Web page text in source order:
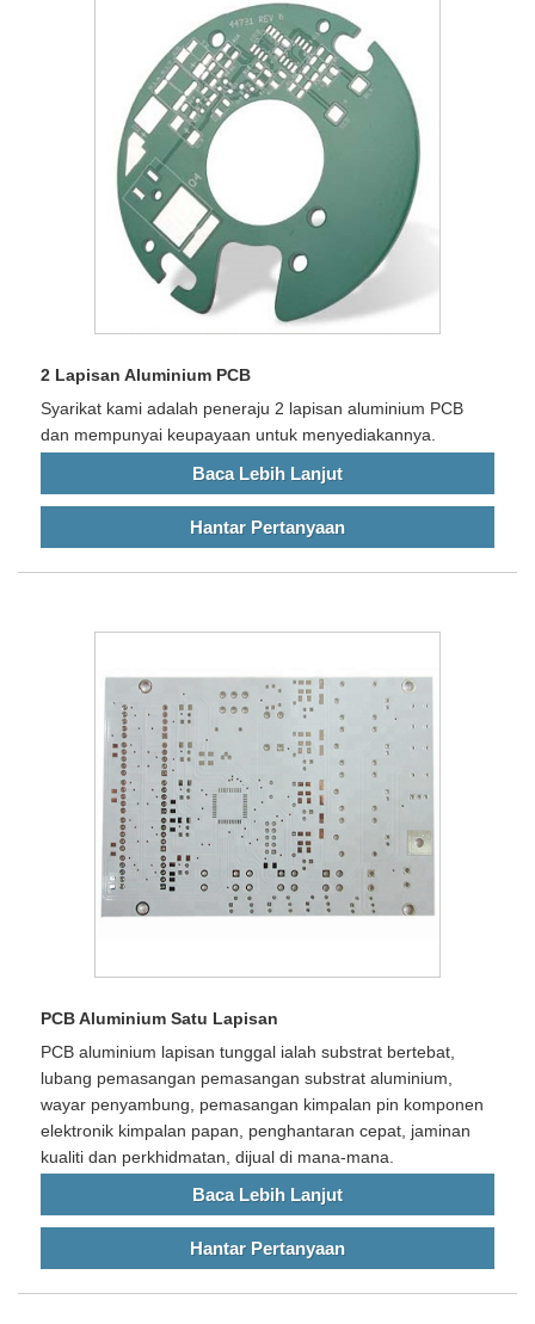
2 Lapisan Aluminium PCB
Syarikat kami adalah peneraju 2 lapisan aluminium PCB
dan mempunyai keupayaan untuk menyediakannya.
Baca Lebih Lanjut
Hantar Pertanyaan
PCB Aluminium Satu Lapisan
PCB aluminium lapisan tunggal ialah substrat bertebat,
lubang pemasangan pemasangan substrat aluminium,
wayar penyambung, pemasangan kimpalan pin komponen
elektronik kimpalan papan, penghantaran cepat, jaminan
kualiti dan perkhidmatan, dijual di mana-mana.
Baca Lebih Lanjut
Hantar Pertanyaan